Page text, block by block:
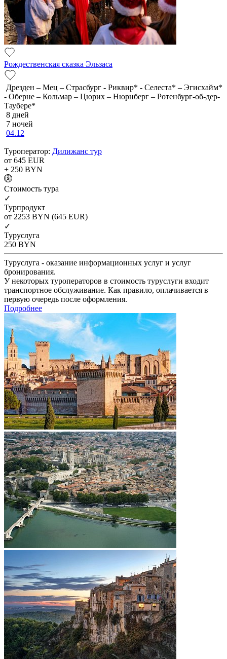
Рождественская сказка Эльзаса
Дрезден – Мец – Страсбург - Риквир* - Селеста* – Эгисхайм*
- Оберне – Кольмар – Цюрих – Нюрнберг – Ротенбург-об-дер-
Таубере*
8 дней
7 ночей
04.12
Туроператор: Дилижанс тур
от 645 EUR
+ 250 BYN
Cтоимость тура
✓
Турпродукт
от 2253 BYN (645 EUR)
✓
Туруслуга
250 BYN
Туруслуга - оказание информационных услуг и услуг
бронирования.
У некоторых туроператоров в стоимость туруслуги входит
транспортное обслуживание. Как правило, оплачивается в
первую очередь после оформления.
Подробнее